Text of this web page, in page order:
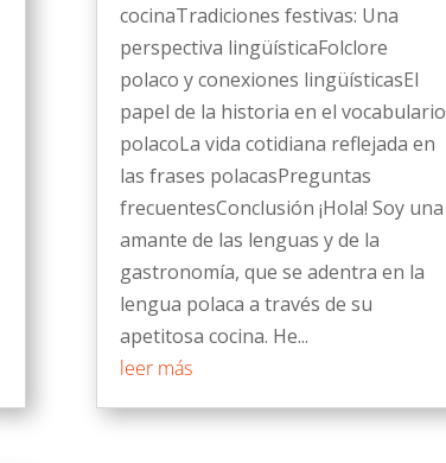
cocinaTradiciones festivas: Una
perspectiva lingüísticaFolclore
polaco y conexiones lingüísticasEl
papel de la historia en el vocabulario
polacoLa vida cotidiana reflejada en
las frases polacasPreguntas
frecuentesConclusión ¡Hola! Soy una
amante de las lenguas y de la
gastronomía, que se adentra en la
lengua polaca a través de su
apetitosa cocina. He...
leer más